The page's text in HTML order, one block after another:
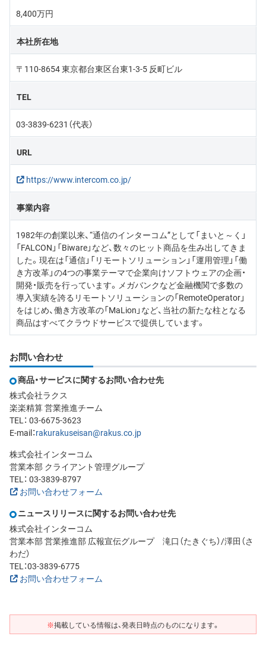
8,400万円
本社所在地
〒110-8654 東京都台東区台東1-3-5 反町ビル
TEL
03-3839-6231（代表）
URL
https://www.intercom.co.jp/
事業内容
1982年の創業以来、“通信のインターコム”として「まいと～く」
「FALCON」「Biware」など、数々のヒット商品を生み出してきま
した。現在は「通信」「リモートソリューション」「運用管理」「働
き方改革」の4つの事業テーマで企業向けソフトウェアの企画・
開発・販売を行っています。メガバンクなど金融機関で多数の
導入実績を誇るリモートソリューションの「RemoteOperator」
をはじめ、働き方改革の「MaLion」など、当社の新たな柱となる
商品はすべてクラウドサービスで提供しています。
お問い合わせ
商品・サービスに関するお問い合わせ先
株式会社ラクス
楽楽精算 営業推進チーム
TEL： 03-6675-3623
E-mail：rakurakuseisan@rakus.co.jp
株式会社インターコム
営業本部 クライアント管理グループ
TEL： 03-3839-8797
お問い合わせフォーム
ニュースリリースに関するお問い合わせ先
株式会社インターコム
営業本部 営業推進部 広報宣伝グループ 滝口（たきぐち）/澤田（さ
わだ）
TEL：03-3839-6775
お問い合わせフォーム
※掲載している情報は、発表日時点のものになります。